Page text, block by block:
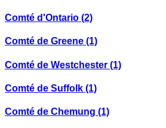
Comté d'Ontario (2)
Comté de Greene (1)
Comté de Westchester (1)
Comté de Suffolk (1)
Comté de Chemung (1)